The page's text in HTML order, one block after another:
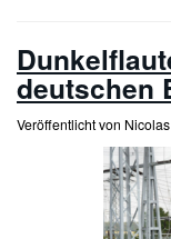
deutschen
Veröffentlicht von Nicolas